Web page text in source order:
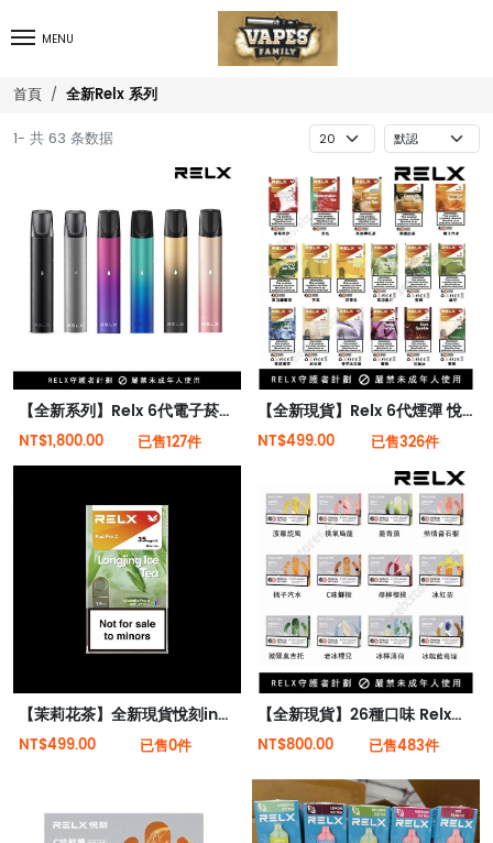
MENU
首頁 全新Relx 系列
1- 共 63 条数据
【全新系列】Relx 6代電子菸宙斯 悅刻Infinity Pro 2六代煙機(可調大/小煙量) 支持Relx 4/5代煙彈通用 (下訂秒發貨)
NT$1,800.00 已售127件
【全新現貨】Relx 6代煙彈 悅刻infinity 2限無六代煙彈 (英文版)(煙彈x1)(通用Relx 4, 5代主機)
NT$499.00 已售326件
【茉莉花茶】全新現貨悅刻infinity 2六代煙彈(煙彈x1)(通用Relx 4, 5代主機)
NT$499.00 已售0件
【全新現貨】26種口味 Relx悅刻第5代幻影霧化煙彈
NT$800.00 已售483件